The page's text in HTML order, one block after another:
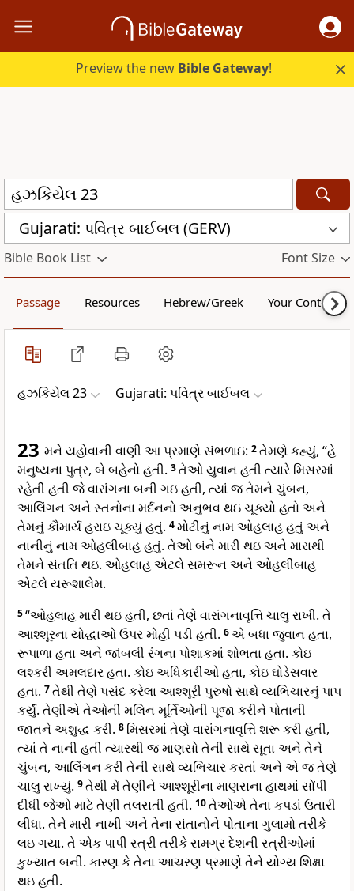
Preview the new Bible Gateway!
Gujarati: પવિત્ર બાઈબલ (GERV)
Bible Book List Font Size
Passage Resources Hebrew/Greek Your Content
હઝકિયેલ 23 Gujarati: પવિત્ર બાઈબલ
23 મને યહોવાની વાણી આ પ્રમાણે સંભળાઇ: 2તેમણે કહ્યું, “હે
મનુષ્યના પુત્ર, બે બહેનો હતી. 3તેઓ યુવાન હતી ત્યારે મિસરમાં
રહેતી હતી જે વારાંગના બની ગઇ હતી, ત્યાં જ તેમને ચુંબન,
આલિંગન અને સ્તનોના મર્દનનો અનુભવ થઇ ચૂક્યો હતો અને
તેમનું કૌમાર્ય હરાઇ ચૂક્યું હતું. 4મોટીનું નામ ઓહલાહ હતું અને
નાનીનું નામ ઓહલીબાહ હતું. તેઓ બંને મારી થઇ અને મારાથી
તેમને સંતતિ થઇ. ઓહલાહ એટલે સમરૂન અને ઓહલીબાહ
એટલે યરૂશાલેમ.
5“ઓહલાહ મારી થઇ હતી, છતાં તેણે વારાંગનાવૃત્તિ ચાલુ રાખી. તે
આશ્શૂરના યોદ્ધાઓ ઉપર મોહી પડી હતી. 6એ બધા જુવાન હતા,
રૂપાળા હતા અને જાંબલી રંગના પોશાકમાં શોભતા હતા. કોઇ
લશ્કરી અમલદાર હતા. કોઇ અધિકારીઓ હતા, કોઇ ઘોડેસવાર
હતા. 7તેથી તેણે પસંદ કરેલા આશ્શૂરી પુરુષો સાથે વ્યભિચારનું પાપ
કર્યું. તેણીએ તેઓની મલિન મૂર્તિઓની પૂજા કરીને પોતાની
જાતને અશુદ્ધ કરી. 8 મિસરમાં તેણે વારાંગનાવૃત્તિ શરૂ કરી હતી,
ત્યાં તે નાની હતી ત્યારથી જ માણસો તેની સાથે સૂતા અને તેને
ચુંબન, આલિંગન કરી તેની સાથે વ્યભિચાર કરતાં અને એ જ તેણે
ચાલુ રાખ્યું. 9તેથી મેં તેણીને આશ્શૂરીના માણસના હાથમાં સોંપી
દીધી જેઓ માટે તેણી તલસતી હતી. 10તેઓએ તેના કપડાં ઉતારી
લીધા. તેને મારી નાખી અને તેના સંતાનોને પોતાના ગુલામો તરીકે
લઇ ગયા. તે એક પાપી સ્ત્રી તરીકે સમગ્ર દેશની સ્ત્રીઓમાં
કુખ્યાત બની. કારણ કે તેના આચરણ પ્રમાણે તેને યોગ્ય શિક્ષા
થઇ હતી.